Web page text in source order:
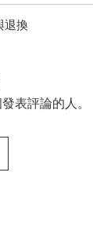
文名稱與凈含量
退換
使用、保留原包
將不予退換。
表評論的人。